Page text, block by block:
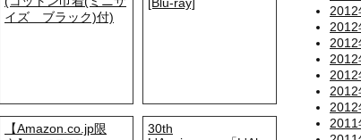
イズ ブラック)付)
【Amazon.co.jp限
30th